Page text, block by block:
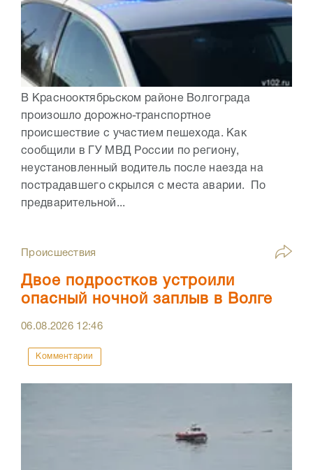
В Краснооктябрьском районе Волгограда
произошло дорожно-транспортное
происшествие с участием пешехода. Как
сообщили в ГУ МВД России по региону,
неустановленный водитель после наезда на
пострадавшего скрылся с места аварии. По
предварительной...
Происшествия
Двое подростков устроили
опасный ночной заплыв в Волге
06.08.2026 12:46
Комментарии